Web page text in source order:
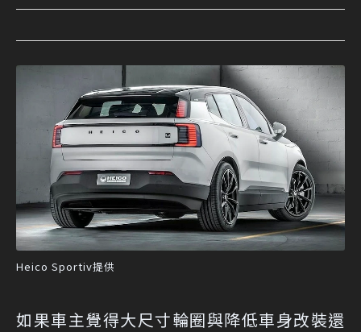
Heico Sportiv提供
如果車主覺得大尺寸輪圈與降低車身改裝還